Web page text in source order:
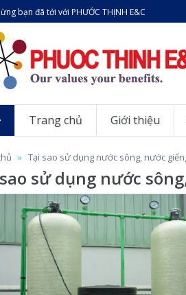
bạn đã tới với PHƯỚC THỊNH E&C
Trang chủ Giới thiệu
Tại sao sử dụng nước sông, nước
sử dụng nước